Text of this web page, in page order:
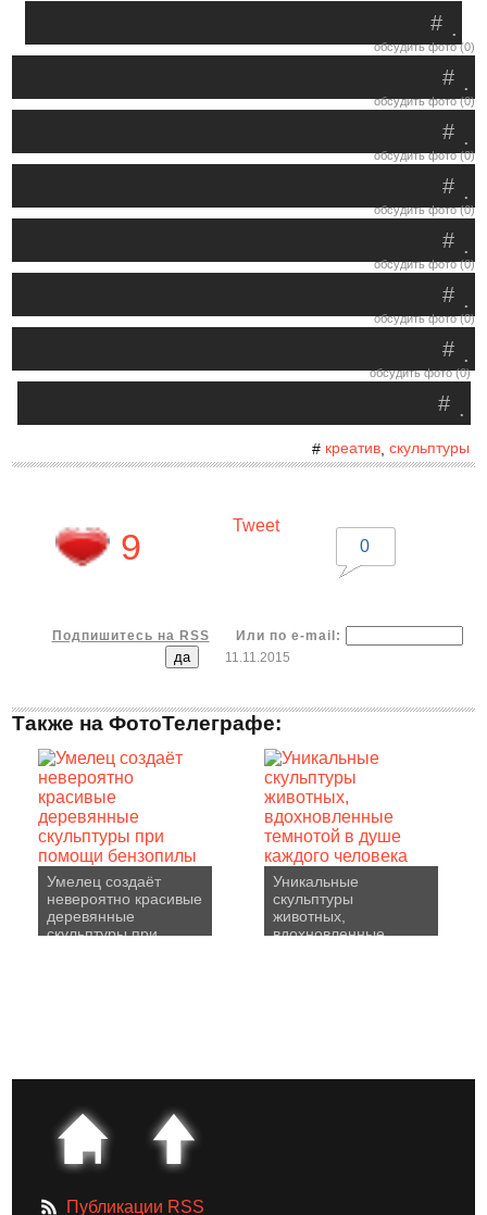
.
#
обсудить фото (0)
.
#
обсудить фото (0)
.
#
обсудить фото (0)
.
#
обсудить фото (0)
.
#
обсудить фото (0)
.
#
обсудить фото (0)
.
#
обсудить фото (0)
.
#
# креатив, скульптуры
9
Tweet
0
Подпишитесь на RSS
Или по e-mail:
11.11.2015
Также на ФотоТелеграфе:
Умелец создаёт
невероятно красивые
деревянные
скульптуры при
Уникальные
скульптуры
животных,
вдохновленные
Публикации RSS